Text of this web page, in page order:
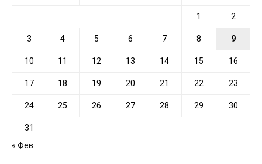
1 2
3 4 5 6 7 8 9
10 11 12 13 14 15 16
17 18 19 20 21 22 23
24 25 26 27 28 29 30
31
« Фев